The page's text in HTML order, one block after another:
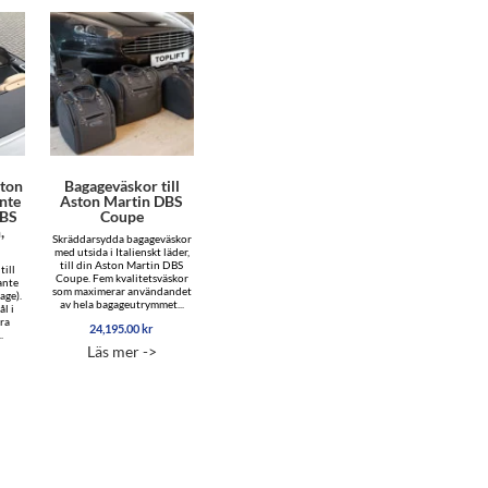
till
i
Bagageväskor till
Aston Martin DBS
Coupe
Skräddarsydda bagageväskor
med utsida i Italienskt läder,
till din Aston Martin DBS
Coupe. Fem kvalitetsväskor
som maximerar användandet
av hela bagageutrymmet...
24,195.00kr
Läs mer ->